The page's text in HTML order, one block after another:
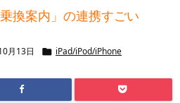
換案内」の連携すごい
月13日  iPad/iPod/iPhone